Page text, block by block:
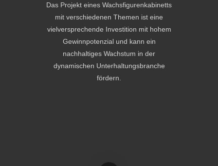
Das Projekt eines Wachsfigurenkabinetts
mit verschiedenen Themen ist eine
vielversprechende Investition mit hohem
Gewinnpotenzial und kann ein
nachhaltiges Wachstum in der
dynamischen Unterhaltungsbranche
fördern.